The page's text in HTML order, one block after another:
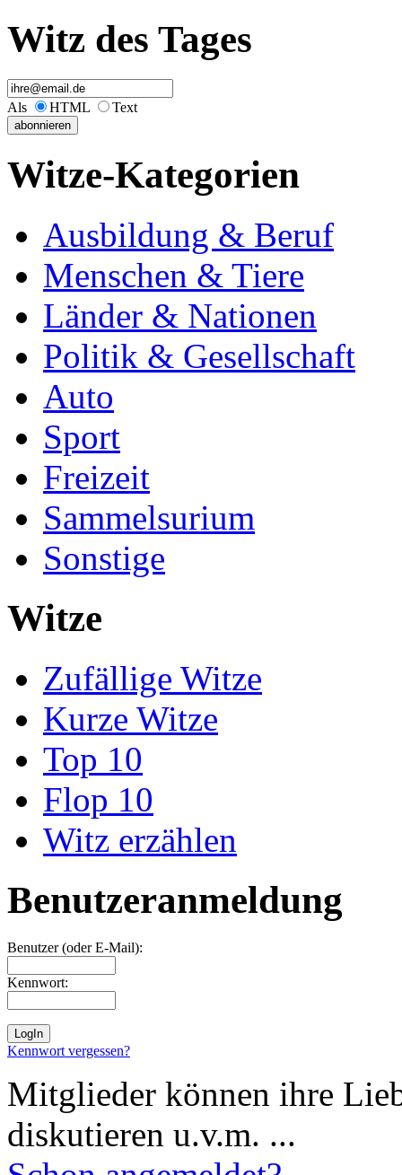
Witz des Tages
Als HTML Text
Witze-Kategorien
Ausbildung & Beruf
Menschen & Tiere
Länder & Nationen
Politik & Gesellschaft
Auto
Sport
Freizeit
Sammelsurium
Sonstige
Witze
Zufällige Witze
Kurze Witze
Top 10
Flop 10
Witz erzählen
Benutzeranmeldung
Benutzer (oder E-Mail):
Kennwort:
Kennwort vergessen?
Mitglieder können ihre
diskutieren u.v.m. ...